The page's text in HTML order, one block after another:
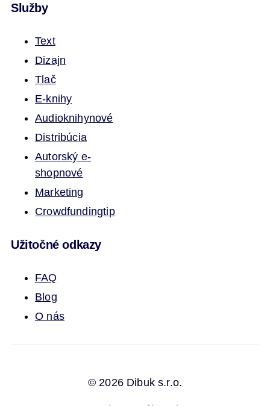
Služby
Text
Dizajn
Tlač
E-knihy
Audioknihynové
Distribúcia
Autorský e-
shopnové
Marketing
Crowdfundingtip
Užitočné odkazy
FAQ
Blog
O nás
© 2026 Dibuk s.r.o.